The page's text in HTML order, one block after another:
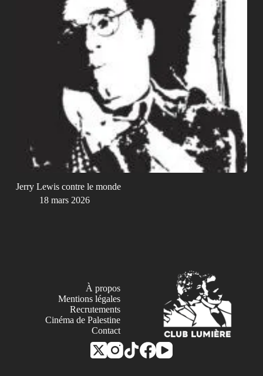
Jerry Lewis contre le monde
18 mars 2026
À propos
Mentions légales
Recrutements
Cinéma de Palestine
Contact